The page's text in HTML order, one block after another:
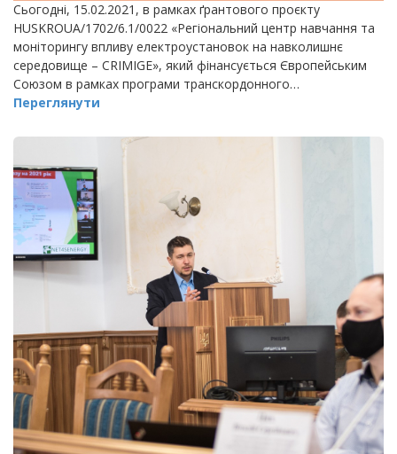
Сьогодні, 15.02.2021, в рамках ґрантового проєкту
HUSKROUA/1702/6.1/0022 «Регіональний центр навчання та
моніторингу впливу електроустановок на навколишнє
середовище – CRIMIGE», який фінансується Європейським
Союзом в рамках програми транскордонного…
Переглянути